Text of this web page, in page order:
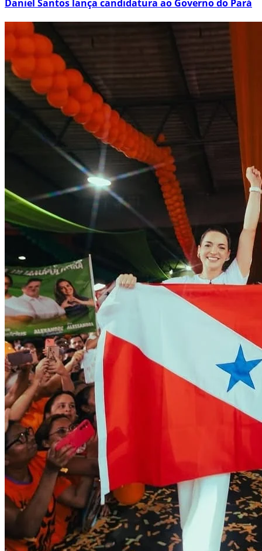
Daniel Santos lança candidatura ao Governo do Pará